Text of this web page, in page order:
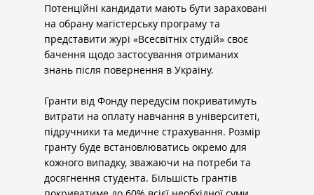
Потенційні кандидати мають бути зараховані
на обрану магістерську програму та
представити журі «Всесвітніх студій» своє
бачення щодо застосування отриманих
знань після повернення в Україну.
Гранти від Фонду передусім покриватимуть
витрати на оплату навчання в університеті,
підручники та медичне страхування. Розмір
гранту буде встановлюватись окремо для
кожного випадку, зважаючи на потреби та
досягнення студента. Більшість грантів